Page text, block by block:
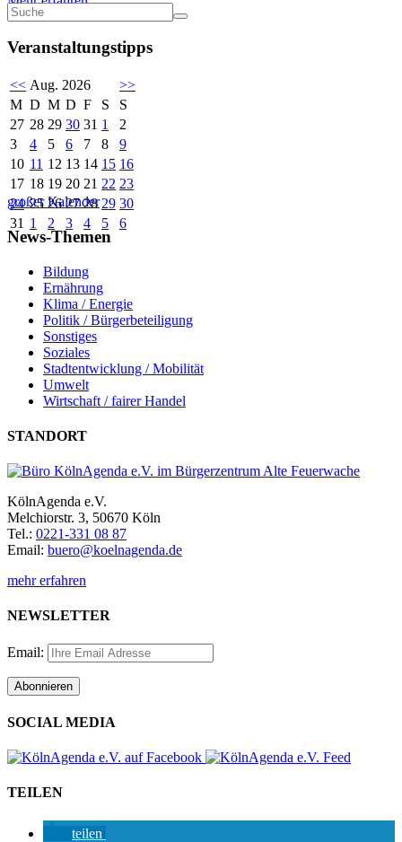
Veranstaltungstipps
<< Aug. 2026
>>
M D M D F S
S
27 28 29 30 31 1
2
3
4 5 6 7 8
9
10 11 12 13 14 15 16
17 18 19 20 21 22 23
24 25 26 27 28 29 30
31 1 2 3 4 5 6
großer Kalender
News-Themen
Bildung
Ernährung
Klima / Energie
Politik / Bürgerbeteiligung
Sonstiges
Soziales
Stadtentwicklung / Mobilität
Umwelt
Wirtschaft / fairer Handel
STANDORT
KölnAgenda e.V.
Melchiorstr. 3, 50670 Köln
Tel.: 0221-331 08 87
Email: buero@koelnagenda.de
mehr erfahren
NEWSLETTER
Email:
SOCIAL MEDIA
TEILEN
teilen